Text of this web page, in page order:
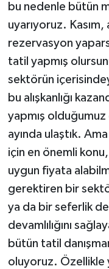
bu nedenle bütün
uyarıyoruz. Kasım,
rezervasyon
tatil yapmış
sektörün
bu alışkanlığı
yapmış
ayında ulaştık.
için en önemli
uygun fiyata
gerektiren bir
ya da bir seferlik
devamlılığını
bütün tatil
oluyoruz. Özellikle